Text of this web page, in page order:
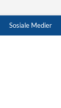
Sosiale Medier